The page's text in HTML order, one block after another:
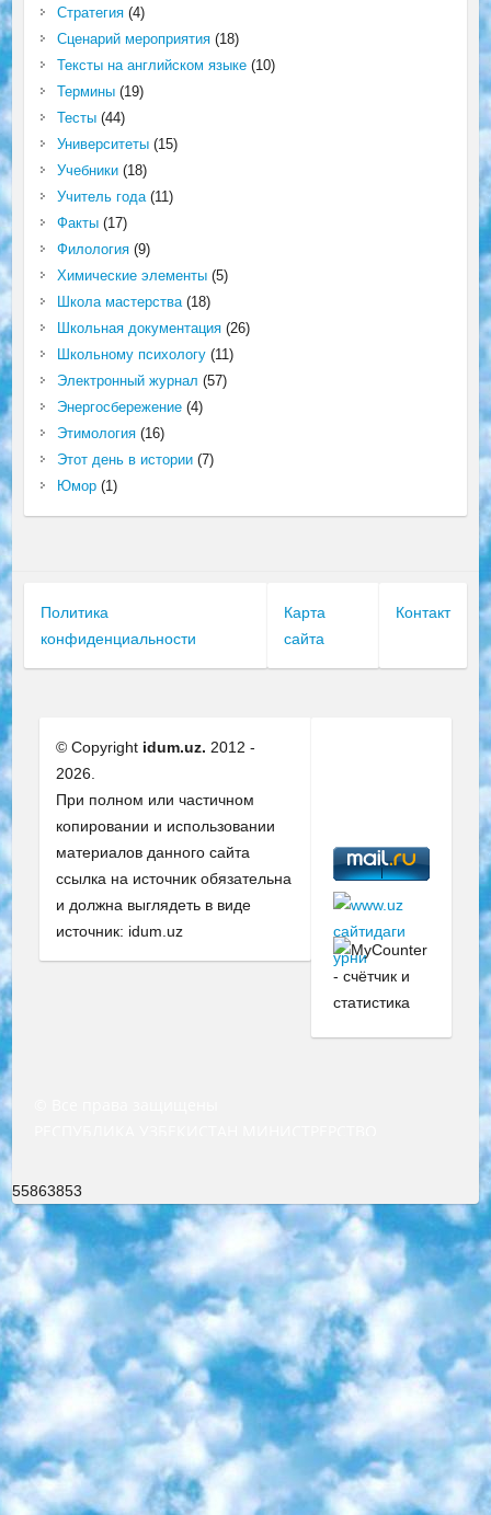
Стратегия(4)
Сценарий мероприятия(18)
Тексты на английском языке(10)
Термины(19)
Тесты(44)
Университеты(15)
Учебники(18)
Учитель года(11)
Факты(17)
Филология(9)
Химические элементы(5)
Школа мастерства(18)
Школьная документация(26)
Школьному психологу(11)
Электронный журнал (57)
Энергосбережение(4)
Этимология(16)
Этот день в истории(7)
Юмор(1)
Политика
конфиденциальности
Карта
сайта
Контакт
© Copyright idum.uz. 2012 -
2026.
При полном или частичном
копировании и использовании
материалов данного сайта
ссылка на источник обязательна
и должна выглядеть в виде
источник: idum.uz
55863853